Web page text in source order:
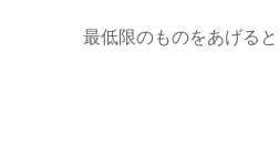
最低限のものをあげる